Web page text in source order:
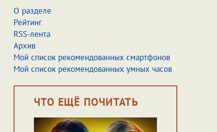
О разделе
Рейтинг
RSS-лента
Архив
Мой список рекомендованных смартфонов
Мой список рекомендованных умных часов
ЧТО ЕЩЁ ПОЧИТАТЬ